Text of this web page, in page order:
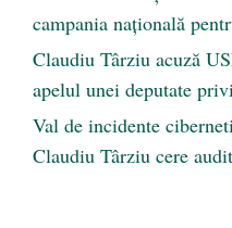
campania națională
Claudiu Târziu acuză
apelul unei deputate
Val de incidente
Claudiu Târziu cere